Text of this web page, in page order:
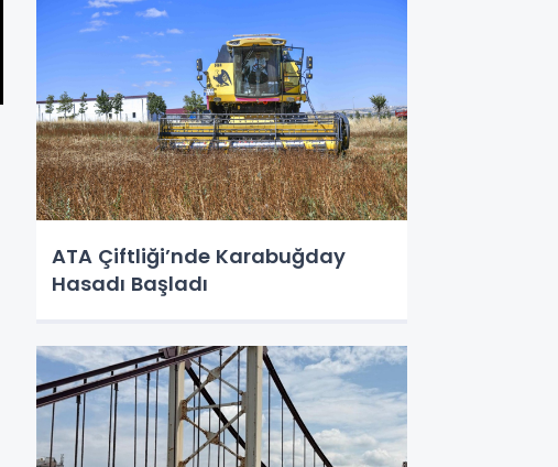
ATA Çiftliği’nde Karabuğday
Hasadı Başladı